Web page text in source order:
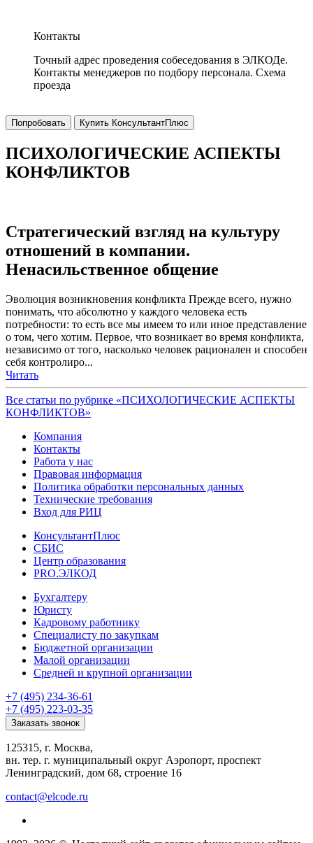
Контакты
Точный адрес проведения собеседования в ЭЛКОДе.
Контакты менеджеров по подбору персонала. Схема
проезда
Попробовать Купить КонсультантПлюс
ПСИХОЛОГИЧЕСКИЕ АСПЕКТЫ
КОНФЛИКТОВ
Стратегический взгляд на культуру
отношений в компании.
Ненасильственное общение
Эволюция возникновения конфликта Прежде всего, нужно
понимать, что абсолютно у каждого человека есть
потребности: то есть все мы имеем то или иное представление
о том, чего хотим. Первое, что возникает во время конфликта,
независимо от того, насколько человек рационален и способен
себя контролиро...
Читать
Все статьи по рубрике «ПСИХОЛОГИЧЕСКИЕ АСПЕКТЫ
КОНФЛИКТОВ»
Компания
Контакты
Работа у нас
Правовая информация
Политика обработки персональных данных
Технические требования
Вход для РИЦ
КонсультантПлюс
СБИС
Центр образования
PRO.ЭЛКОД
Бухгалтеру
Юристу
Кадровому работнику
Специалисту по закупкам
Бюджетной организации
Малой организации
Средней и крупной организации
+7 (495) 234-36-61
+7 (495) 223-03-35
Заказать звонок
125315, г. Москва,
вн. тер. г. муниципальный округ Аэропорт, проспект
Ленинградский, дом 68, строение 16
contact@elcode.ru